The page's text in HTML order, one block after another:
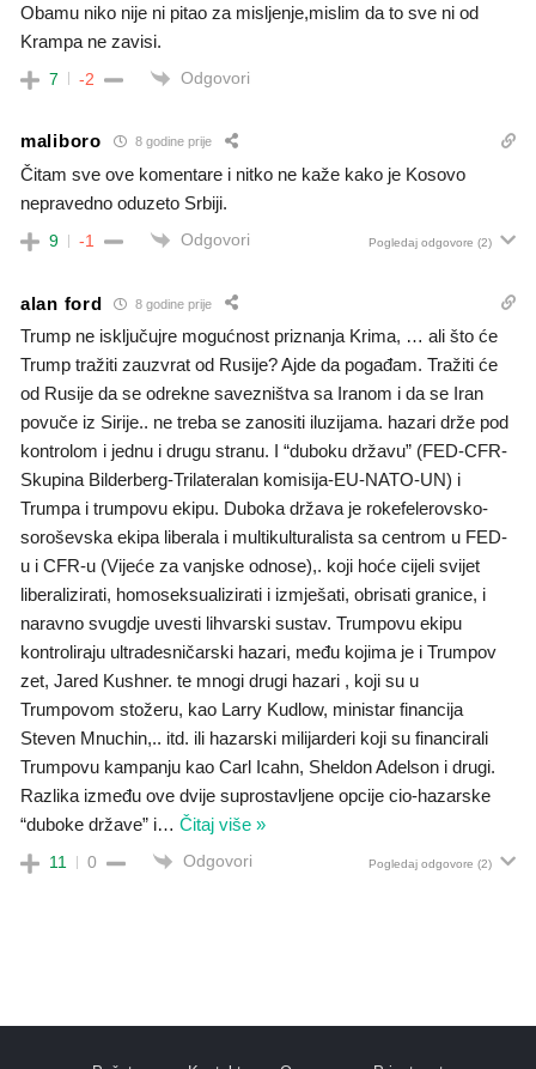
Obamu niko nije ni pitao za misljenje,mislim da to sve ni od
Krampa ne zavisi.
7 -2 Odgovori
maliboro 8 godine prije
Čitam sve ove komentare i nitko ne kaže kako je Kosovo
nepravedno oduzeto Srbiji.
9 -1 Odgovori Pogledaj odgovore (2)
alan ford 8 godine prije
Trump ne isključujre mogućnost priznanja Krima, … ali što će
Trump tražiti zauzvrat od Rusije? Ajde da pogađam. Tražiti će
od Rusije da se odrekne savezništva sa Iranom i da se Iran
povuče iz Sirije.. ne treba se zanositi iluzijama. hazari drže pod
kontrolom i jednu i drugu stranu. I “duboku državu” (FED-CFR-
Skupina Bilderberg-Trilateralan komisija-EU-NATO-UN) i
Trumpa i trumpovu ekipu. Duboka država je rokefelerovsko-
soroševska ekipa liberala i multikulturalista sa centrom u FED-
u i CFR-u (Vijeće za vanjske odnose),. koji hoće cijeli svijet
liberalizirati, homoseksualizirati i izmješati, obrisati granice, i
naravno svugdje uvesti lihvarski sustav. Trumpovu ekipu
kontroliraju ultradesničarski hazari, među kojima je i Trumpov
zet, Jared Kushner. te mnogi drugi hazari , koji su u
Trumpovom stožeru, kao Larry Kudlow, ministar financija
Steven Mnuchin,.. itd. ili hazarski milijarderi koji su financirali
Trumpovu kampanju kao Carl Icahn, Sheldon Adelson i drugi.
Razlika između ove dvije suprostavljene opcije cio-hazarske
“duboke države” i… Čitaj više »
11 0 Odgovori Pogledaj odgovore (2)